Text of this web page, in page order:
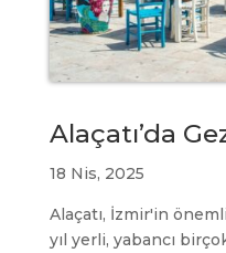
Alaçatı’da
18 Nis, 2025
Alaçatı, İzmir'in
yıl yerli, yabancı